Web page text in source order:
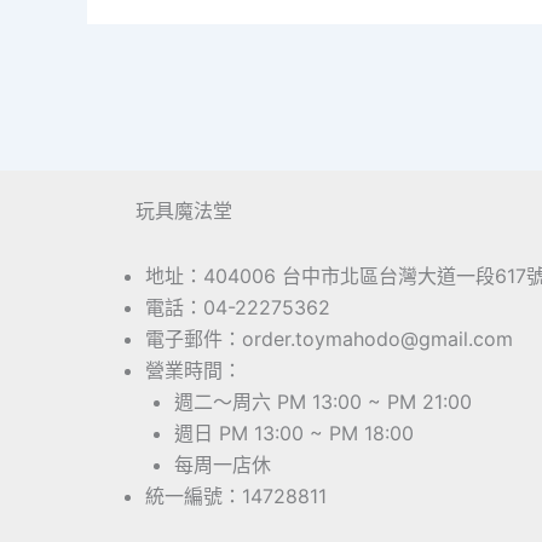
玩具魔法堂
地址：404006 台中市北區台灣大道一段617
電話：04-22275362
電子郵件：order.toymahodo@gmail.com
營業時間：
週二～周六 PM 13:00 ~ PM 21:00
週日 PM 13:00 ~ PM 18:00
每周一店休
統一編號：14728811